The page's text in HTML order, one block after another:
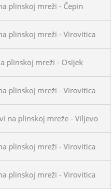
plinskoj mreži - Čepin
plinskoj mreži - Virovitica
plinskoj mreži - Osijek
plinskoj mreži - Virovitica
na plinskoj mreže - Viljevo
plinskoj mreži - Virovitica
plinskoj mreži - Virovitica